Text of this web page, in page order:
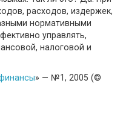
расходов, издержек,
нормативными
управлять,
налоговой и
» — №1, 2005 (©